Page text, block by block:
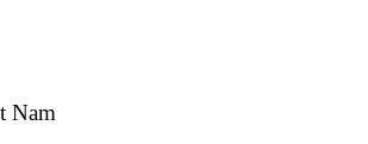
Nam